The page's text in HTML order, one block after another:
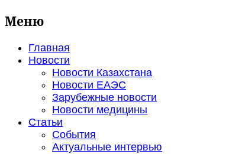
Меню
Главная
Новости
Новости Казахстана
Новости ЕАЭС
Зарубежные новости
Новости медицины
Статьи
События
Актуальные интервью